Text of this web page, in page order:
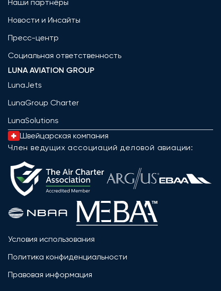
Наши партнёры
Новости и Инсайты
Пресс-центр
Социальная ответственность
LUNA AVIATION GROUP
LunaJets
LunaGroup Charter
LunaSolutions
Швейцарская компания
Член ведущих ассоциаций деловой авиации:
Условия использования
Политика конфиденциальности
Правовая информация